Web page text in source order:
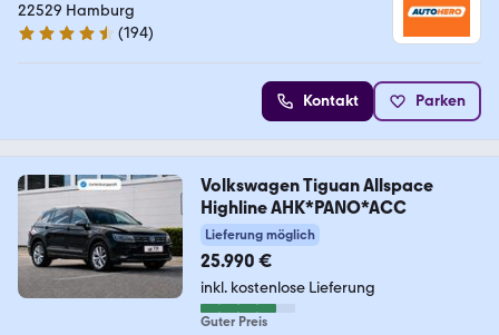
22529 Hamburg
4.6 Sterne
(194)
Kontakt Parken
Volkswagen Tiguan Allspace
Highline AHK*PANO*ACC
Lieferung möglich
25.990 €
inkl. kostenlose Lieferung
Guter Preis